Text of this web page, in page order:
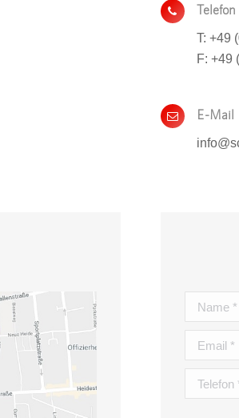
Telefon
T: +49
F: +49
E-Mail